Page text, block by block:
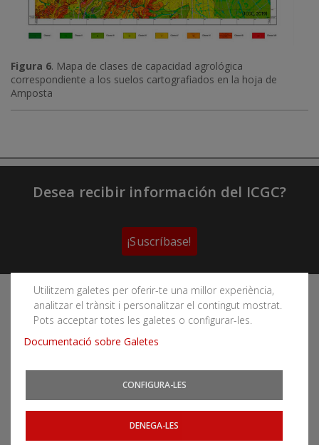
Figura 6. Mapa de clases de capacidad agrológica
correspondiente a los suelos cartografiados en la hoja de
Amposta
Utilitzem galetes per oferir-te una millor experiència,
analitzar el trànsit i personalitzar el contingut mostrat.
Pots acceptar totes les galetes o configurar-les.
Documentació sobre Galetes
CONFIGURA-LES
DENEGA-LES
Desea recibir información del ICGC?
¡Suscríbase!
Sigue las redes sociales del Instituto Cartográfico y
Geológico de Cataluña
Puede subscribirse a los canales RSS